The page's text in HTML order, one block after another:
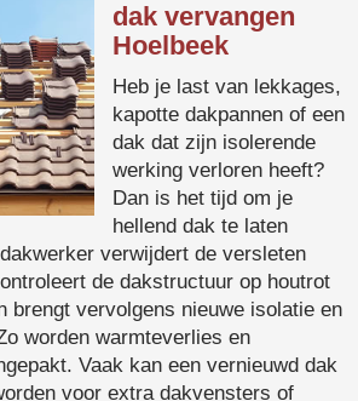
dak vervangen
Hoelbeek
Heb je last van lekkages,
kapotte dakpannen of een
dak dat zijn isolerende
werking verloren heeft?
Dan is het tijd om je
hellend dak te laten
verwijdert de versleten
de dakstructuur op houtrot
brengt vervolgens nieuwe isolatie en
worden warmteverlies en
Vaak kan een vernieuwd dak
voor extra dakvensters of